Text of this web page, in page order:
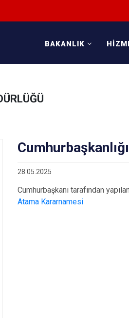
BAKANLIK
28.05.2025
Cumhurbaşkanı tarafından
Atama Kararnamesi